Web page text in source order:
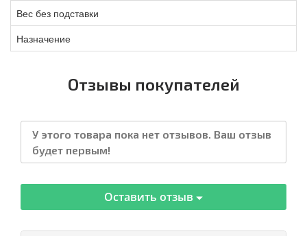
Вес без подставки
Назначение
Отзывы покупателей
У этого товара пока нет отзывов. Ваш отзыв
будет первым!
Оставить отзыв